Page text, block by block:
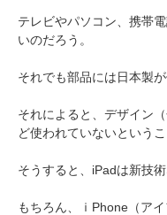
テレビやパソコン、携帯
いのだろう。
それでも部品には日本製
それによると、デザイン
ど使われていないというこ
そうすると、iPadは新技
もちろん、ｉPhone（ア